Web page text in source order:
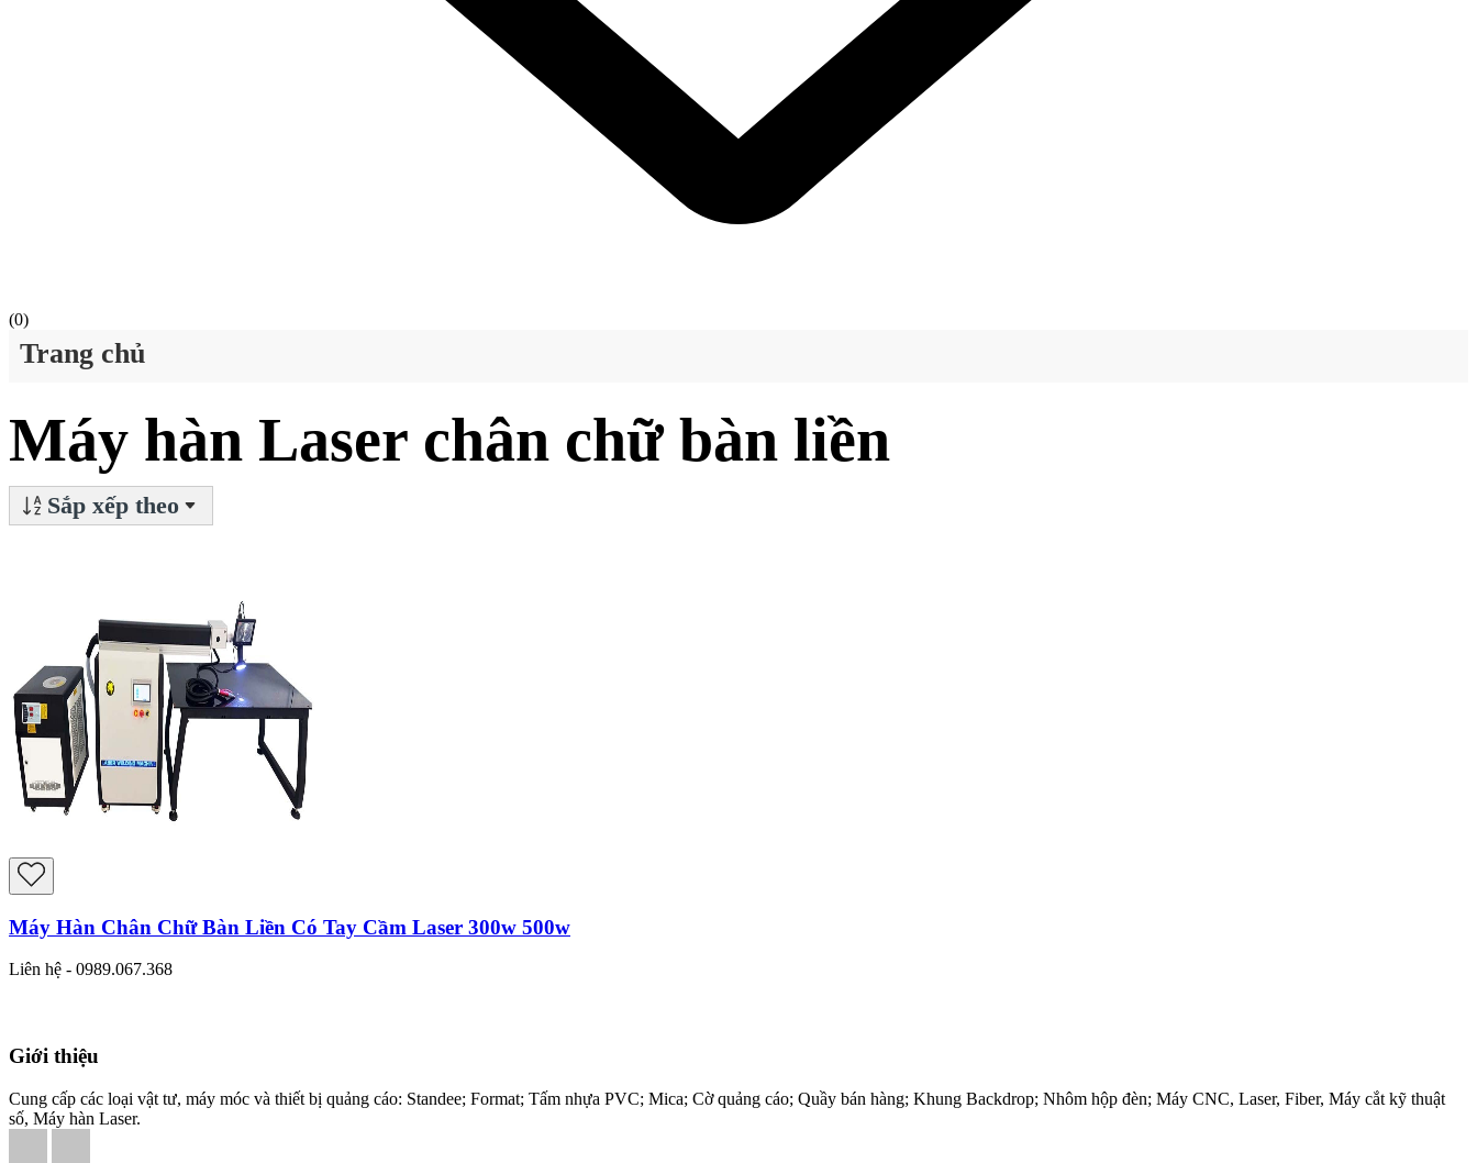
(0)
Trang chủ
Máy hàn Laser chân chữ bàn liền
Sắp xếp theo
Máy Hàn Chân Chữ Bàn Liền Có Tay Cầm Laser 300w 500w
Liên hệ - 0989.067.368
Giới thiệu
Cung cấp các loại vật tư, máy móc và thiết bị quảng cáo: Standee; Format; Tấm nhựa PVC; Mica; Cờ quảng cáo; Quầy bán hàng; Khung Backdrop; Nhôm hộp đèn; Máy CNC, Laser, Fiber, Máy cắt kỹ thuật
số, Máy hàn Laser.